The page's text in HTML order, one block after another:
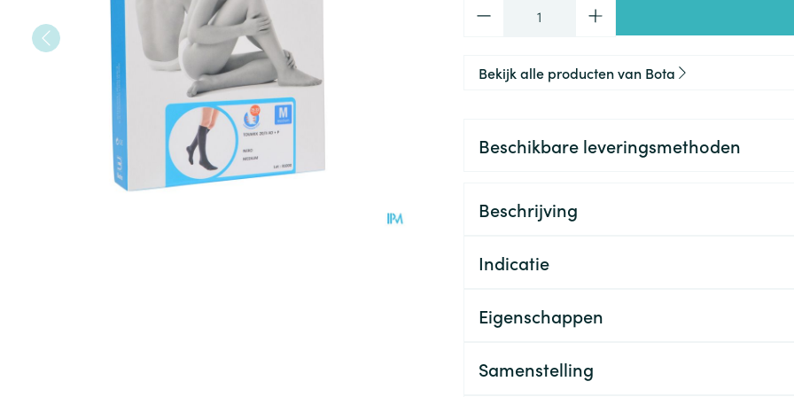
Bekijk alle producten van Bota
Beschikbare leveringsmethoden
Beschrijving
Indicatie
Eigenschappen
Samenstelling